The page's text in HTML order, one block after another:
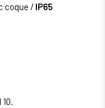
coque / IP65